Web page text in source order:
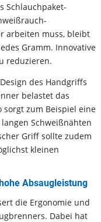
Schlauchpaket-
arbeiten muss, bleibt
Gramm. Innovative
reduzieren.
des Handgriffs
belastet das
sorgt zum Beispiel eine
Schweißnähten
Griff sollte zudem
kleinen
Absaugleistung
die Ergonomie und
Dabei hat